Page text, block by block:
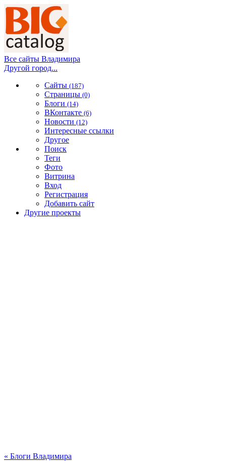
Все сайты Владимира
Другой город...
Сайты (187)
Страницы (0)
Блоги (14)
ВКонтакте (6)
Новости (12)
Интересные ссылки
Другое
Поиск
Теги
Фото
Витрина
Вход
Регистрация
Добавить сайт
Другие проекты
« Блоги Владимира